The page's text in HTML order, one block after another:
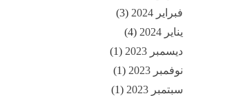
فبراير 2024
(3)
يناير 2024
(4)
ديسمبر 2023
(1)
نوفمبر 2023
(1)
سبتمبر 2023
(1)